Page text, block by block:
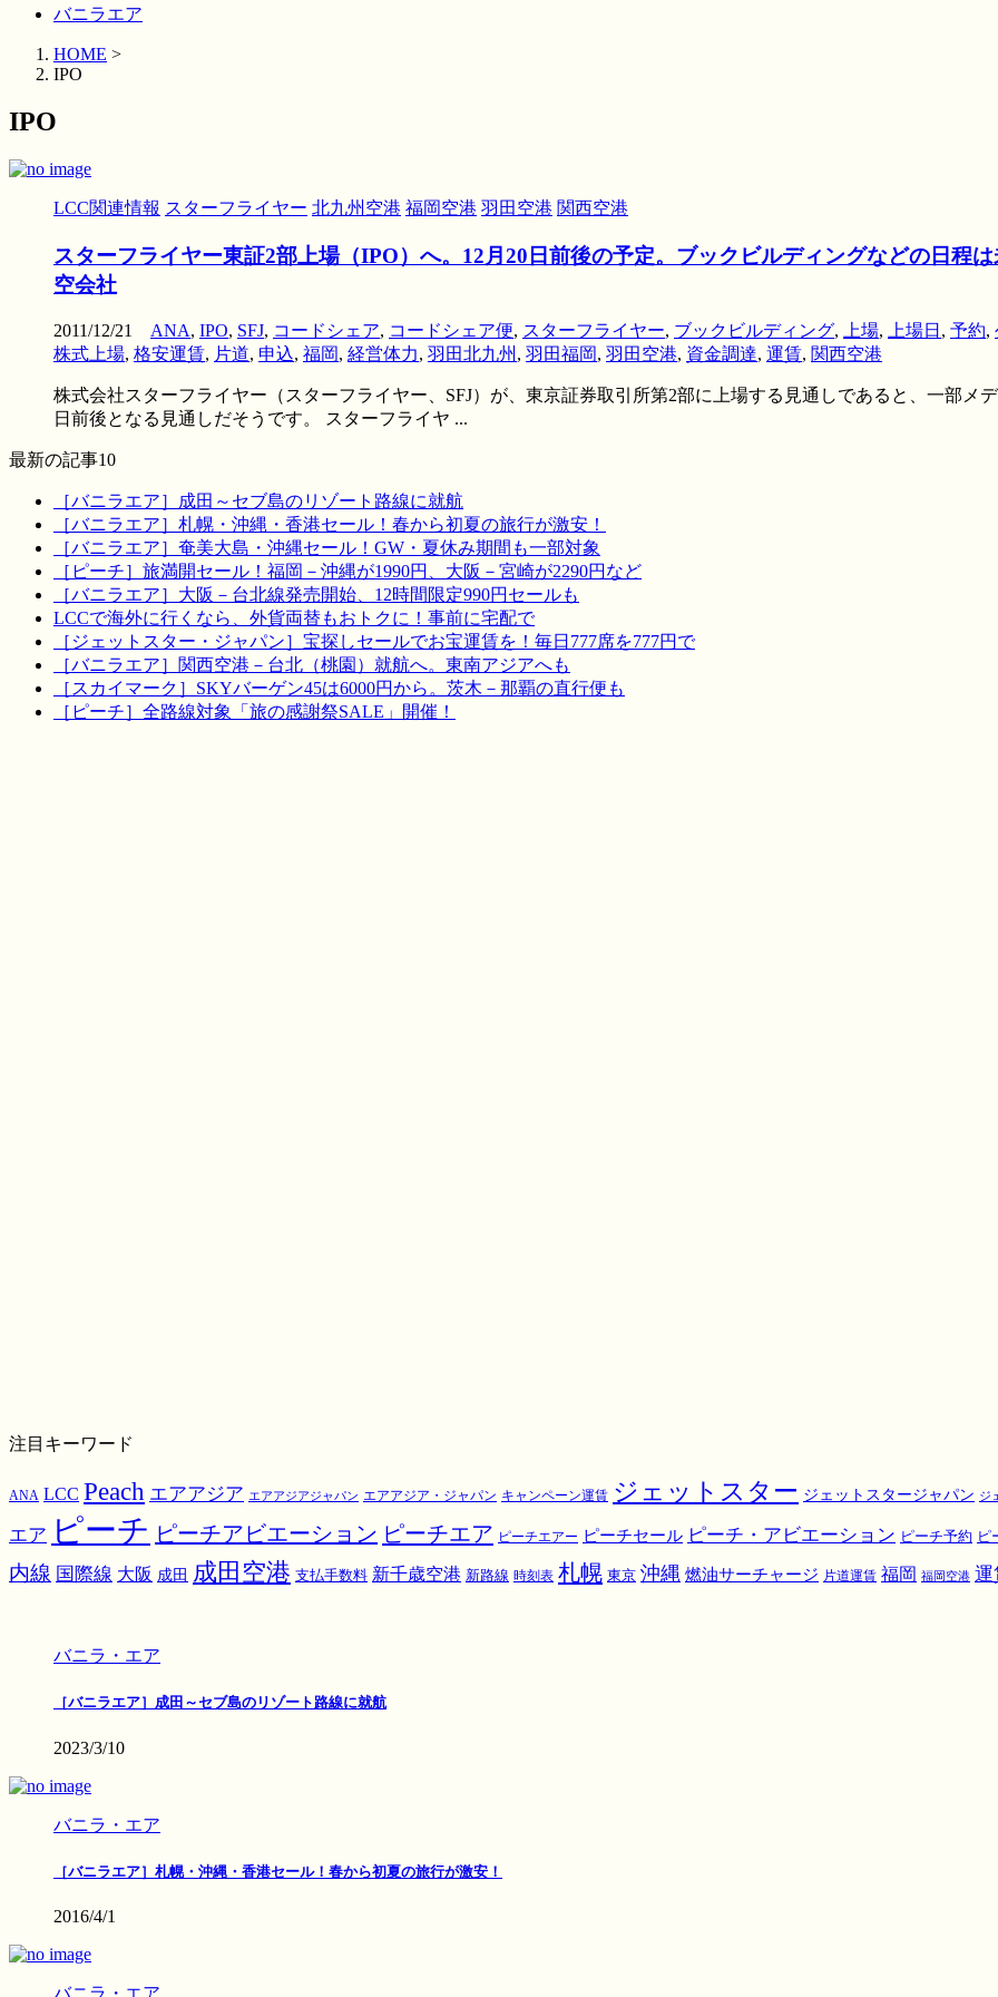
バニラエア
HOME >
IPO
IPO
LCC関連情報 スターフライヤー 北九州空港 福岡空港 羽田空港 関西空港
スターフライヤー東証2部上場（IPO）へ。12月20日前後の予定。ブックビルディングなどの日程
空会社
2011/12/21 ANA, IPO, SFJ, コードシェア, コードシェア便, スターフライヤー, ブックビルディング, 上場, 上場日 , 予約,
株式上場, 格安運賃, 片道, 申込, 福岡, 経営体力, 羽田北九州 , 羽田福岡, 羽田空港, 資金調達, 運賃, 関西空港
株式会社スターフライヤー（スターフライヤー、SFJ）が、東京証券取引所第2部に上場する見通しであると、一部メ
日前後となる見通しだそうです。 スターフライヤ ...
最新の記事10
［バニラエア］成田～セブ島のリゾート路線に就航
［バニラエア］札幌・沖縄・香港セール！春から初夏の旅行が激安！
［バニラエア］奄美大島・沖縄セール！GW・夏休み期間も一部対象
［ピーチ］旅満開セール！福岡－沖縄が1990円、大阪－宮崎が2290円など
［バニラエア］大阪－台北線発売開始、12時間限定990円セールも
LCCで海外に行くなら、外貨両替もおトクに！事前に宅配で
［ジェットスター・ジャパン］宝探しセールでお宝運賃を！毎日777席を777円で
［バニラエア］関西空港－台北（桃園）就航へ。東南アジアへも
［スカイマーク］SKYバーゲン45は6000円から。茨木－那覇の直行便も
［ピーチ］全路線対象「旅の感謝祭SALE」開催！
注目キーワード
ANA LCC Peach エアアジア エアアジアジャパン エアアジア・ジャパン キャンペーン運賃 ジェットスター ジェットスタージャパン ジ
エア ピーチ ピーチアビエーション ピーチエア ピーチエアー ピーチセール ピーチ・アビエーション ピーチ予約 ピ
内線 国際線 大阪 成田 成田空港 支払手数料 新千歳空港 新路線 時刻表 札幌 東京 沖縄 燃油サーチャージ 片道運賃 福岡 福岡空港 運
バニラ・エア
［バニラエア］成田～セブ島のリゾート路線に就航
2023/3/10
バニラ・エア
［バニラエア］札幌・沖縄・香港セール！春から初夏の旅行が激安！
2016/4/1
バニラ・エア